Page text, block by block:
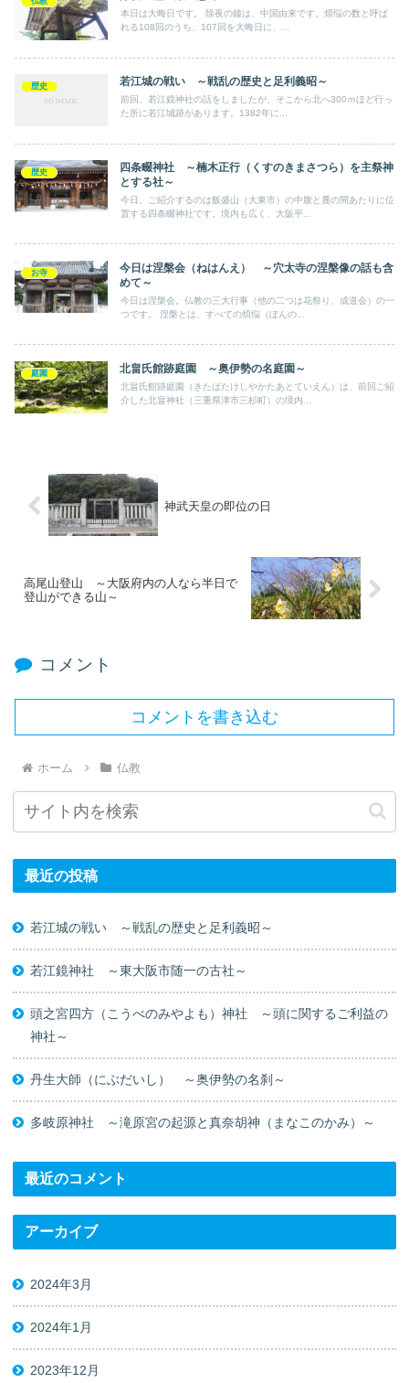
本日は大晦日です。 除夜の鐘は、中国由来です。煩悩の数と呼ば
れる108回のうち、107回を大晦日に、...
歴史 若江城の戦い ～戦乱の歴史と足利義昭～
前回、若江鏡神社の話をしましたが、そこから北へ300ｍほど行っ
た所に若江城跡があります。1382年に...
歴史
四条畷神社 ～楠木正行（くすのきまさつら）を主祭神
とする社～
今日、ご紹介するのは飯盛山（大東市）の中腹と麓の間あたりに位
置する四条畷神社です。境内も広く、大阪平...
お寺
今日は涅槃会（ねはんえ） ～穴太寺の涅槃像の話も含
めて～
今日は涅槃会。仏教の三大行事（他の二つは花祭り、成道会）の一
つです。 涅槃とは、すべての煩悩（ぼんの...
庭園 北畠氏館跡庭園 ～奥伊勢の名庭園～
北畠氏館跡庭園（きたばたけしやかたあとていえん）は、前回ご紹
介した北畠神社（三重県津市三杉町）の境内...
神武天皇の即位の日
高尾山登山 ～大阪府内の人なら半日で
登山ができる山～
コメント
コメントを書き込む
ホーム 仏教
最近の投稿
若江城の戦い ～戦乱の歴史と足利義昭～
若江鏡神社 ～東大阪市随一の古社～
頭之宮四方（こうべのみやよも）神社 ～頭に関するご利益の
神社～
丹生大師（にぶだいし） ～奥伊勢の名刹～
多岐原神社 ～滝原宮の起源と真奈胡神（まなこのかみ）～
最近のコメント
アーカイブ
2024年3月
2024年1月
2023年12月